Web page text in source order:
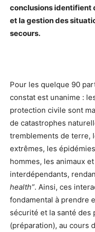
conclusions identifient
et la gestion des
secours.
Pour les quelque 90
constat est unanime :
protection civile sont
de catastrophes
tremblements de terre,
extrêmes, les
hommes, les animaux
interdépendants,
health”. Ainsi, ces
fondamental à prendre
sécurité et la santé des
(préparation), au cours